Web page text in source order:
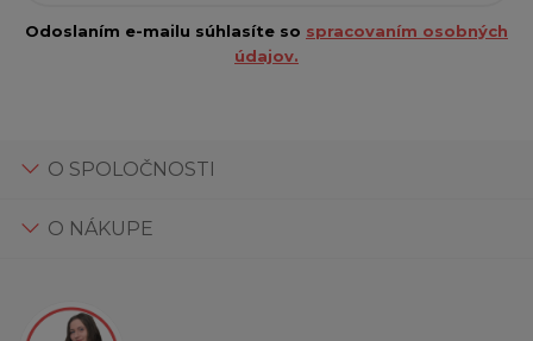
Odoslaním e-mailu súhlasíte so spracovaním osobných
údajov.
O SPOLOČNOSTI
O NÁKUPE